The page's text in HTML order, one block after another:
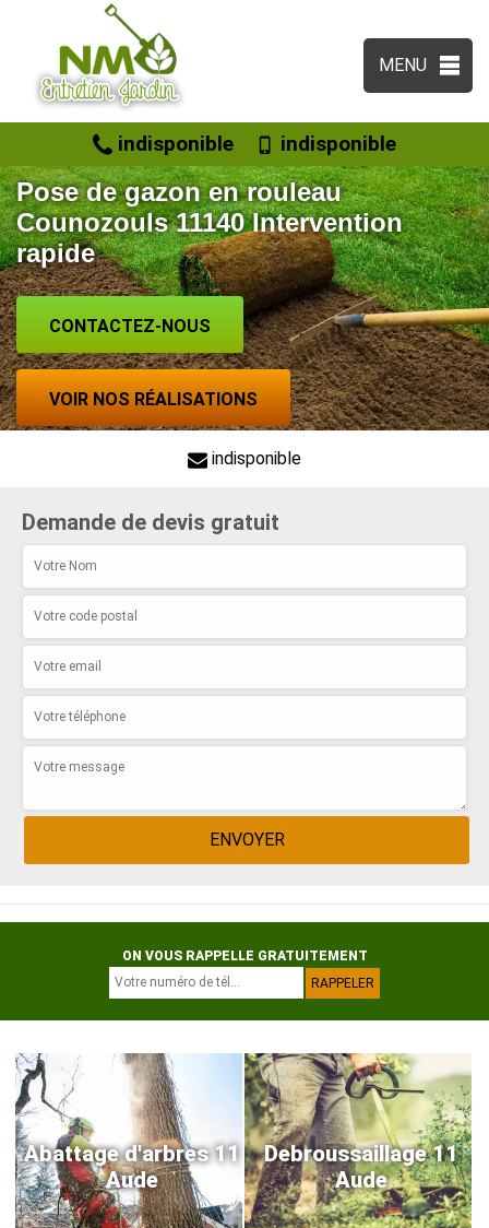
MENU
indisponible indisponible
Pose de gazon en rouleau
Counozouls 11140 Intervention
rapide
CONTACTEZ-NOUS
VOIR NOS RÉALISATIONS
indisponible
Demande de devis gratuit
ON VOUS RAPPELLE GRATUITEMENT
Abattage d'arbres 11
Aude
Debroussaillage 11
Aude